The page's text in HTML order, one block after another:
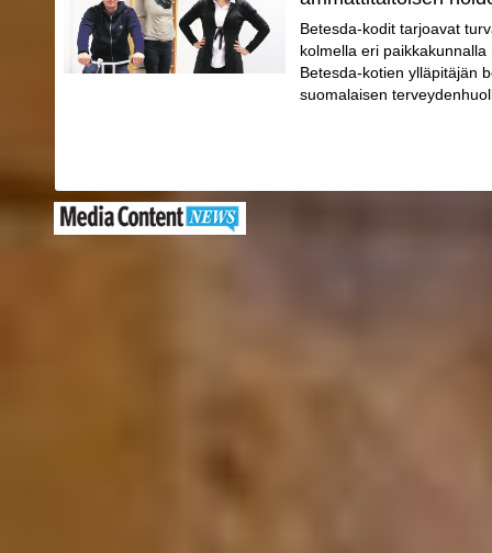
Betesda-kodit tarjoavat
kolmella eri
Betesda-kotien ylläpitäjän
suomalaisen